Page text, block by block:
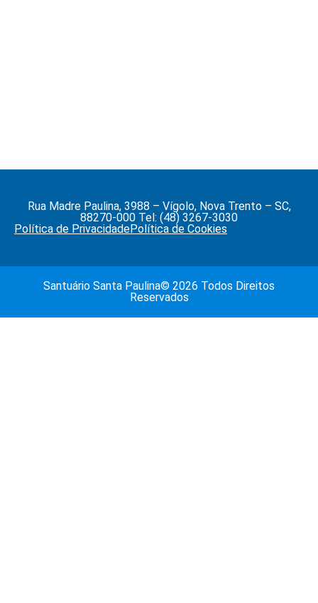
Rua Madre Paulina, 3988 – Vígolo, Nova Trento – SC,
88270-000 Tel: (48) 3267-3030
Política de PrivacidadePolítica de Cookies
Santuário Santa Paulina© 2026 Todos Direitos
Reservados